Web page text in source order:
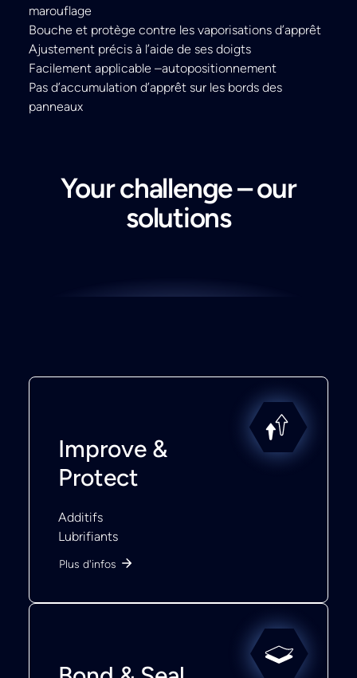
marouflage
Bouche et protège contre les vaporisations d’apprêt
Ajustement précis à l’aide de ses doigts
Facilement applicable –autopositionnement
Pas d’accumulation d’apprêt sur les bords des
panneaux
Your challenge – our
solutions
Improve &
Protect
Additifs
Lubrifiants
Plus d'infos